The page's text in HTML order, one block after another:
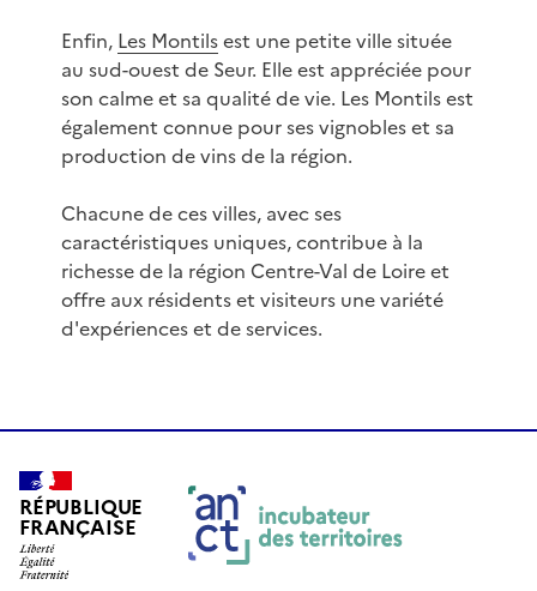
Enfin, Les Montilsest une petite ville située
au sud-ouest de Seur. Elle est appréciée pour
son calme et sa qualité de vie. Les Montils est
également connue pour ses vignobles et sa
production de vins de la région.
Chacune de ces villes, avec ses
caractéristiques uniques, contribue à la
richesse de la région Centre-Val de Loire et
offre aux résidents et visiteurs une variété
d'expériences et de services.
RÉPUBLIQUE
FRANÇAISE